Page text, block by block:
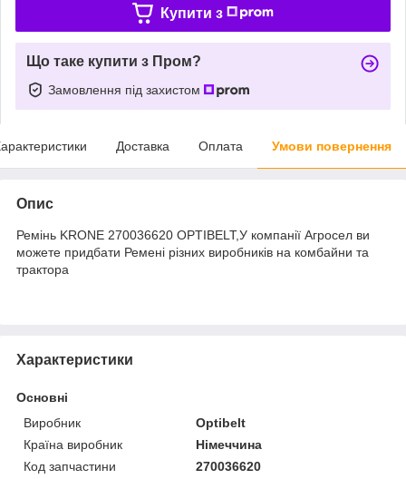
Купити з
Що таке купити з Пром?
Замовлення під захистом
Доставка Оплата Умови повернення
Опис
Ремінь KRONE 270036620 OPTIBELT,У компанії Агросел ви
можете придбати Ремені різних виробників на комбайни та
трактора
Характеристики
Основні
Виробник
Optibelt
Країна виробник
Німеччина
Код запчастини
270036620